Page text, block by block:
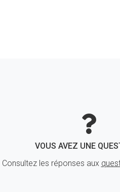
VOUS AVEZ UNE
Consultez les réponses aux